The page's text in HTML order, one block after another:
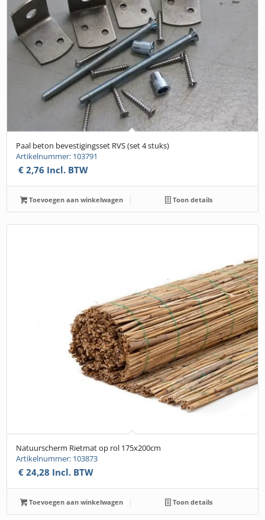
Paal beton bevestigingsset RVS (set 4 stuks)
Artikelnummer: 103791
€ 2,76 Incl. BTW
Toevoegen aan winkelwagen Toon details
Natuurscherm Rietmat op rol 175x200cm
Artikelnummer: 103873
€ 24,28 Incl. BTW
Toevoegen aan winkelwagen Toon details